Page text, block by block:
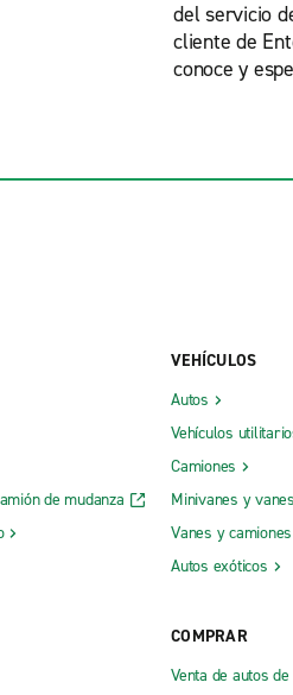
del servicio
cliente de
conoce y
de mudanza
VEHÍCULOS
Autos
Vehículos
Camiones
Minivanes y vanes
Vanes y
Autos exóticos
COMPRAR
Venta de autos